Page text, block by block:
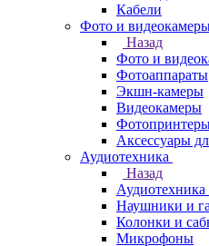
Кабели
Фото и
Назад
Фото и
Фотоаппараты
Экшн-камеры
Видеокамеры
Аксессуары
Аудиотехника
Назад
Аудиотехника
Наушники и
Колонки и
Микрофоны